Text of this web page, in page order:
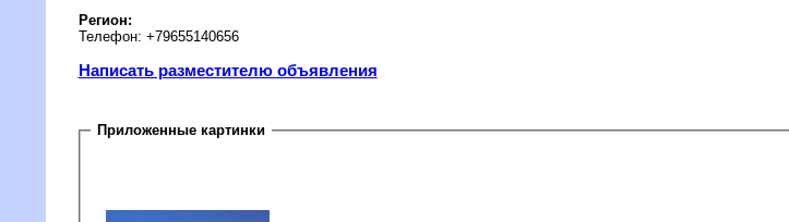
Регион:
Телефон: +79655140656
Написать разместителю объявления
Приложенные картинки